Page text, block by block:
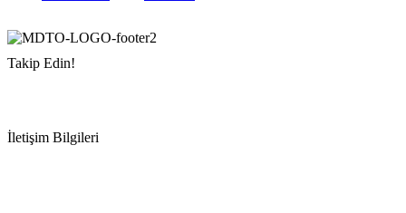
Takip Edin!
İletişim Bilgileri